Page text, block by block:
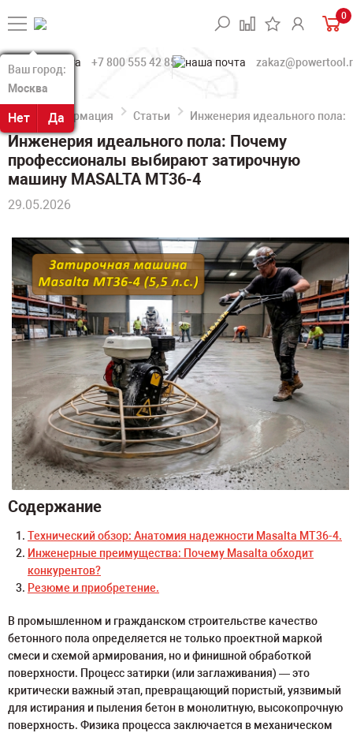
Ваш город:
Москва
Нет Да
Ваш город:
Москва
Нет Да
0
+7 800 555 42 85
Информация Статьи Инженерия идеального пола:
Инженерия идеального пола: Почему
профессионалы выбирают затирочную
машину MASALTA MT36-4
29.05.2026
Содержание
Технический обзор: Анатомия надежности Masalta MT36-4.
Инженерные преимущества: Почему Masalta обходит
конкурентов?
Резюме и приобретение.
В промышленном и гражданском строительстве качество
бетонного пола определяется не только проектной маркой
смеси и схемой армирования, но и финишной обработкой
поверхности. Процесс затирки (или заглаживания) — это
критически важный этап, превращающий пористый, уязвимый
для истирания и пыления бетон в монолитную, высокопрочную
поверхность. Физика процесса заключается в механическом